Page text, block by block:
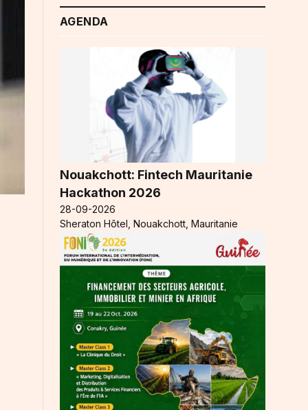
AGENDA
Nouakchott: Fintech Mauritanie
Hackathon 2026
28-09-2026
Sheraton Hôtel, Nouakchott, Mauritanie